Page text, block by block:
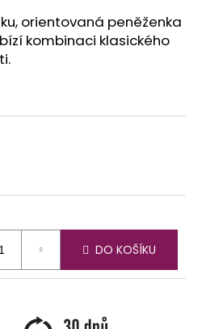
orientovaná peněženka
kombinaci klasického
DO KOŠÍKU